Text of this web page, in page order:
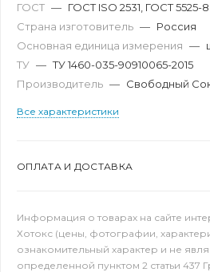
ГОСТ — ГОСТ ISO 2531, ГОСТ 5525-
Страна изготовитель — Россия
Основная единица измерения —
ТУ — ТУ 1460-035-90910065-2015
Производитель — Свободный
Все характеристики
ОПЛАТА И ДОСТАВКА
Информация о товарах на сайте
Хотокс (цены, фотографии,
ознакомительный характер и не
определенной пунктом 2 статьи 437